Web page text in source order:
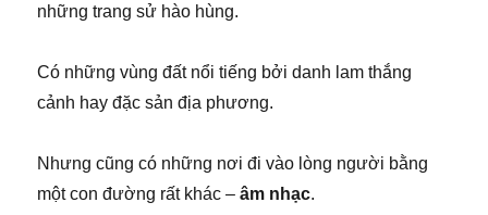
những trang sử hào hùng.
Có những vùng đất nổi tiếng bởi danh lam thắng
cảnh hay đặc sản địa phương.
Nhưng cũng có những nơi đi vào lòng người bằng
một con đường rất khác –âm nhạc.